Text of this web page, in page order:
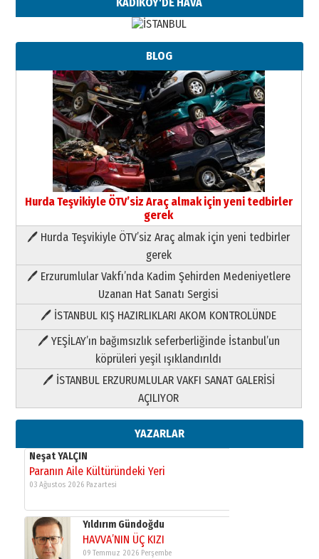
KADIKÖY'DE HAVA
BLOG
Hurda Teşvikiyle ÖTV’siz Araç almak için yeni tedbirler
gerek
🖊 Hurda Teşvikiyle ÖTV’siz Araç almak için yeni tedbirler
gerek
🖊 Erzurumlular Vakfı’nda Kadim Şehirden Medeniyetlere
Uzanan Hat Sanatı Sergisi
🖊 İSTANBUL KIŞ HAZIRLIKLARI AKOM KONTROLÜNDE
🖊 YEŞİLAY’ın bağımsızlık seferberliğinde İstanbul’un
köprüleri yeşil ışıklandırıldı
🖊 İSTANBUL ERZURUMLULAR VAKFI SANAT GALERİSİ
AÇILIYOR
YAZARLAR
Paranın Aile Kültüründeki Yeri
03 Ağustos 2026 Pazartesi
Yıldırım Gündoğdu
HAVVA’NIN ÜÇ KIZI
09 Temmuz 2026 Perşembe
Yusuf POLAT
Şampiyonluk Sebahattin Şirin’e
yazar
11 Mayıs 2026 Pazartesi
Neşat YALÇIN
Paranın Aile Kültüründeki Yeri
03 Ağustos 2026 Pazartesi
Yıldırım Gündoğdu
HAVVA’NIN ÜÇ KIZI
09 Temmuz 2026 Perşembe